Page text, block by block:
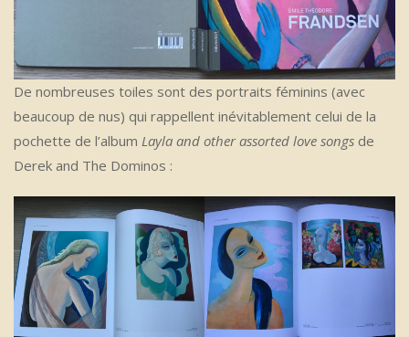
De nombreuses toiles sont des portraits féminins (avec
beaucoup de nus) qui rappellent inévitablement celui de la
pochette de l’album Layla and other assorted love songs de
Derek and The Dominos :